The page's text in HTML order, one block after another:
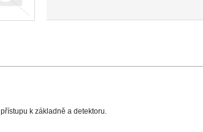
k základně a detektoru.